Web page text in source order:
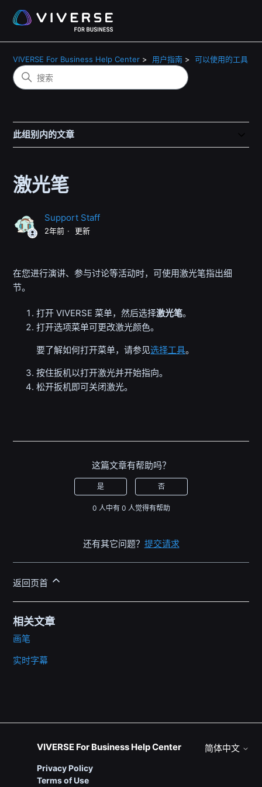
VIVERSE For Business Help Center 用户指南 可以使用的工具
此组别内的文章
激光笔
Support Staff
2年前 更新
在您进行演讲、参与讨论等活动时，可使用激光笔指出细
节。
打开VIVERSE 菜单，然后选择激光笔。
打开选项菜单可更改激光颜色。
要了解如何打开菜单，请参见选择工具。
按住扳机以打开激光并开始指向。
松开扳机即可关闭激光。
这篇文章有帮助吗？
是 否
0 人中有 0 人觉得有帮助
还有其它问题？ 提交请求
返回页首
相关文章
画笔
实时字幕
VIVERSE For Business Help Center
Privacy Policy
Terms of Use
简体中文